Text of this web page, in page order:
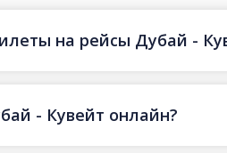
на рейсы Дубай -
- Кувейт онлайн?